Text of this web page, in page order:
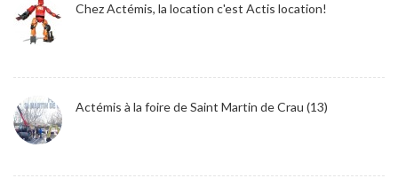
Chez Actémis, la location c'est Actis location!
Actémis à la foire de Saint Martin de Crau (13)